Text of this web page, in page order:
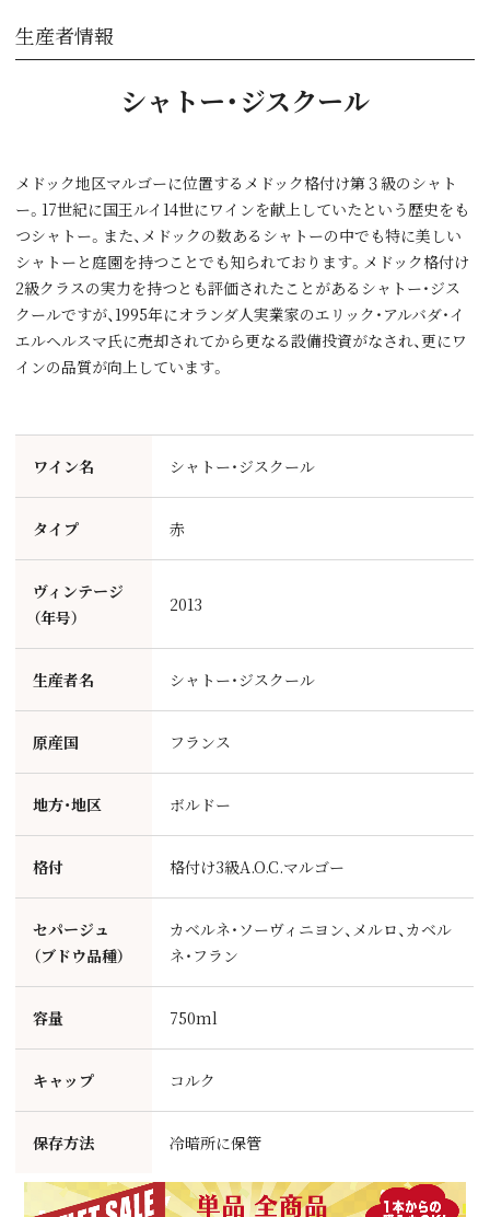
生産者情報
シャトー・ジスクール
メドック地区マルゴーに位置するメドック格付け第３級のシャト
ー。17世紀に国王ルイ14世にワインを献上していたという歴史をも
つシャトー。また、メドックの数あるシャトーの中でも特に美しい
シャトーと庭園を持つことでも知られております。メドック格付け
2級クラスの実力を持つとも評価されたことがあるシャトー・ジス
クールですが、1995年にオランダ人実業家のエリック・アルバダ・イ
エルヘルスマ氏に売却されてから更なる設備投資がなされ、更にワ
インの品質が向上しています。
ワイン名 シャトー・ジスクール
タイプ 赤
ヴィンテージ
（年号）
2013
生産者名 シャトー・ジスクール
原産国 フランス
地方・地区 ボルドー
格付 格付け3級A.O.C.マルゴー
セパージュ
（ブドウ品種）
カベルネ・ソーヴィニヨン、メルロ、カベル
ネ・フラン
容量 750ml
キャップ コルク
保存方法 冷暗所に保管